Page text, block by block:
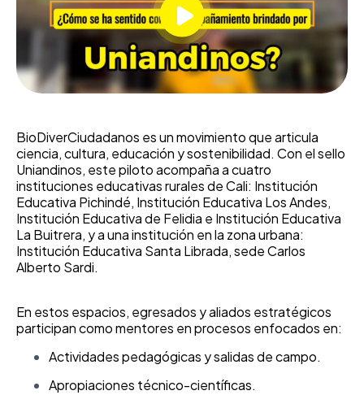
BioDiverCiudadanos es un movimiento que articula
ciencia, cultura, educación y sostenibilidad. Con el sello
Uniandinos, este piloto acompaña a cuatro
instituciones educativas rurales de Cali: Institución
Educativa Pichindé, Institución Educativa Los Andes,
Institución Educativa de Felidia e Institución Educativa
La Buitrera, y a una institución en la zona urbana:
Institución Educativa Santa Librada, sede Carlos
Alberto Sardi.
En estos espacios, egresados y aliados estratégicos
participan como mentores en procesos enfocados en:
Actividades pedagógicas y salidas de campo.
Apropiaciones técnico-científicas.